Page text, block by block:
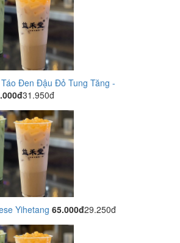
Đen Đậu Đỏ Tung Tăng -
31.950đ
Yihetang 65.000đ29.250đ